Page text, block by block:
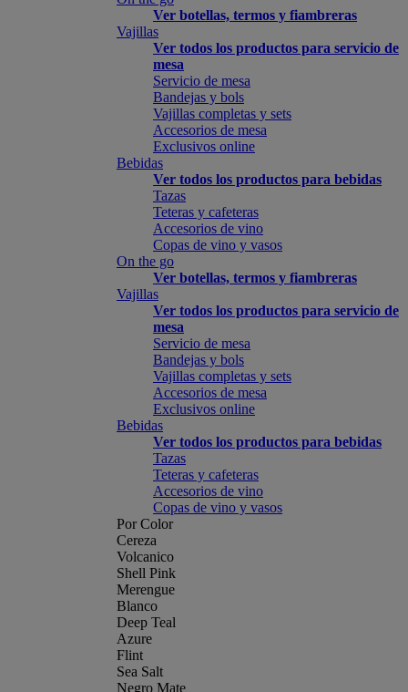
Ver botellas, termos y fiambreras
Vajillas
Ver todos los productos para servicio de
mesa
Servicio de mesa
Bandejas y bols
Vajillas completas y sets
Accesorios de mesa
Exclusivos online
Bebidas
Ver todos los productos para bebidas
Tazas
Teteras y cafeteras
Accesorios de vino
Copas de vino y vasos
On the go
Ver botellas, termos y fiambreras
Vajillas
Ver todos los productos para servicio de
mesa
Servicio de mesa
Bandejas y bols
Vajillas completas y sets
Accesorios de mesa
Exclusivos online
Bebidas
Ver todos los productos para bebidas
Tazas
Teteras y cafeteras
Accesorios de vino
Copas de vino y vasos
Por Color
Cereza
Volcanico
Shell Pink
Merengue
Blanco
Deep Teal
Azure
Flint
Sea Salt
Negro Mate